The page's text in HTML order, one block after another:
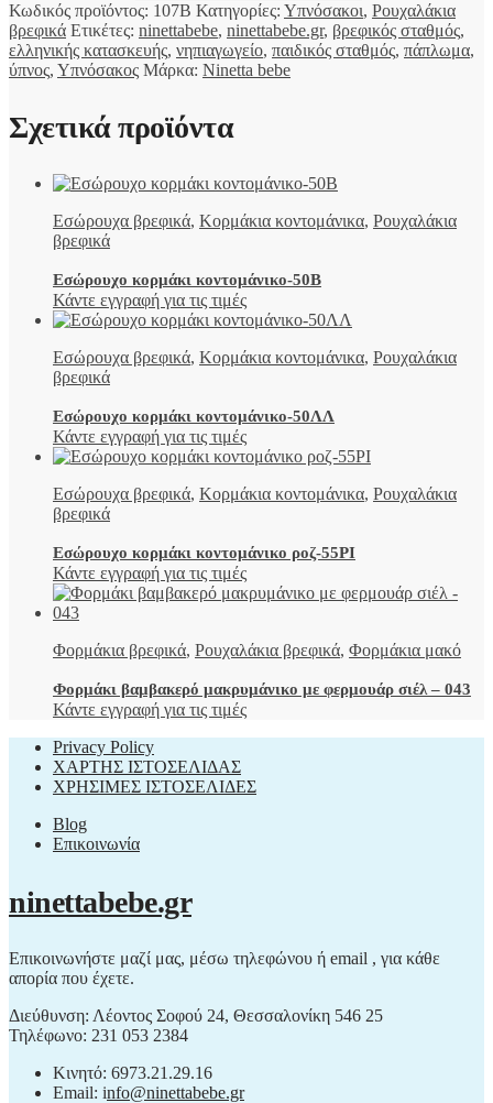
Κωδικός προϊόντος: 107B Κατηγορίες: Υπνόσακοι, Ρουχαλάκια
βρεφικά Ετικέτες: ninettabebe, ninettabebe.gr, βρεφικός σταθμός,
ελληνικής κατασκευής, νηπιαγωγείο, παιδικός σταθμός, πάπλωμα,
ύπνος, Υπνόσακος Μάρκα: Ninetta bebe
Σχετικά προϊόντα
Εσώρουχα βρεφικά, Κορμάκια κοντομάνικα, Ρουχαλάκια
βρεφικά
Εσώρουχο κορμάκι κοντομάνικο-50Β
Κάντε εγγραφή για τις τιμές
Εσώρουχα βρεφικά, Κορμάκια κοντομάνικα, Ρουχαλάκια
βρεφικά
Εσώρουχο κορμάκι κοντομάνικο-50ΛΛ
Κάντε εγγραφή για τις τιμές
Εσώρουχα βρεφικά, Κορμάκια κοντομάνικα, Ρουχαλάκια
βρεφικά
Εσώρουχο κορμάκι κοντομάνικο ροζ-55PI
Κάντε εγγραφή για τις τιμές
Φορμάκια βρεφικά, Ρουχαλάκια βρεφικά, Φορμάκια μακό
Φορμάκι βαμβακερό μακρυμάνικο με φερμουάρ σιέλ – 043
Κάντε εγγραφή για τις τιμές
Privacy Policy
ΧΑΡΤΗΣ ΙΣΤΟΣΕΛΙΔΑΣ
ΧΡΗΣΙΜΕΣ ΙΣΤΟΣΕΛΙΔΕΣ
Blog
Επικοινωνία
ninettabebe.gr
Επικοινωνήστε μαζί μας, μέσω τηλεφώνου ή email , για κάθε
απορία που έχετε.
Διεύθυνση: Λέοντος Σοφού 24, Θεσσαλονίκη 546 25
Τηλέφωνο: 231 053 2384
Κινητό: 6973.21.29.16
Email: info@ninettabebe.gr